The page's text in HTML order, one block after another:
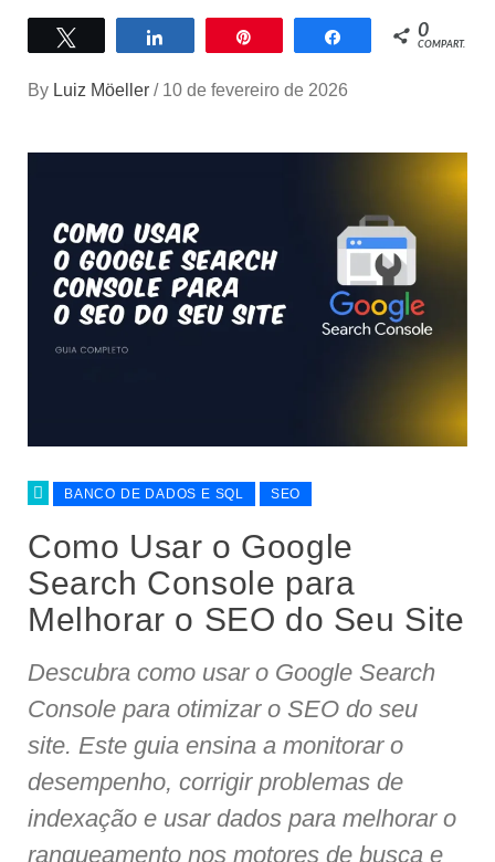
Compartilhar Compartilhar
0
COMPART.
By Luiz Möeller / 10 de fevereiro de 2026
BANCO DE DADOS E SQL SEO
Como Usar o Google
Search Console para
Melhorar o SEO do Seu Site
Descubra como usar o Google Search
Console para otimizar o SEO do seu
site. Este guia ensina a monitorar o
desempenho, corrigir problemas de
indexação e usar dados para melhorar o
ranqueamento nos motores de busca e